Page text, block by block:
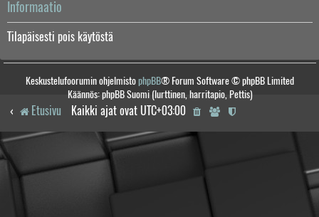
Informaatio
Tilapäisesti pois käytöstä
Keskustelufoorumin ohjelmistophpBB® Forum Software © phpBB Limited
Käännös: phpBB Suomi (lurttinen, harritapio, Pettis)
Etusivu Kaikki ajat ovat UTC+03:00